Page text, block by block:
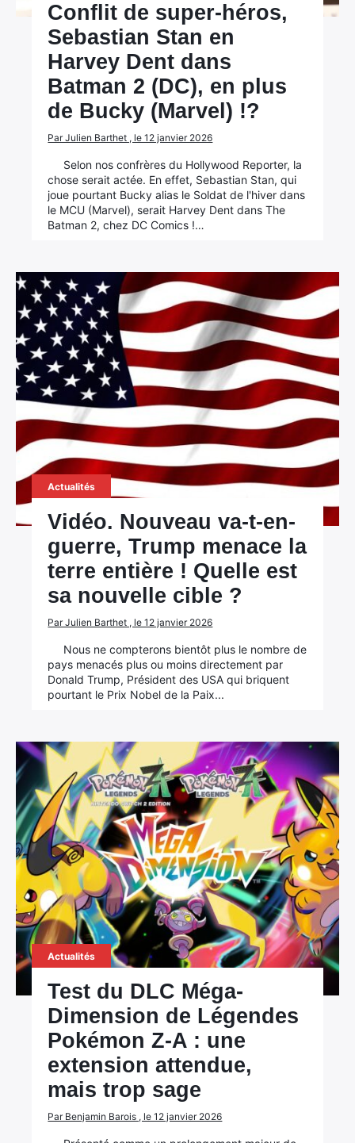
Conflit de super-héros,
Sebastian Stan en
Harvey Dent dans
Batman 2 (DC), en plus
de Bucky (Marvel) !?
Par Julien Barthet , le 12 janvier 2026
Selon nos confrères du Hollywood Reporter, la
chose serait actée. En effet, Sebastian Stan, qui
joue pourtant Bucky alias le Soldat de l'hiver dans
le MCU (Marvel), serait Harvey Dent dans The
Batman 2, chez DC Comics !…
Actualités
Vidéo. Nouveau va-t-en-
guerre, Trump menace la
terre entière ! Quelle est
sa nouvelle cible ?
Par Julien Barthet , le 12 janvier 2026
Nous ne compterons bientôt plus le nombre de
pays menacés plus ou moins directement par
Donald Trump, Président des USA qui briquent
pourtant le Prix Nobel de la Paix...
Actualités
Test du DLC Méga-
Dimension de Légendes
Pokémon Z-A : une
extension attendue,
mais trop sage
Par Benjamin Barois , le 12 janvier 2026